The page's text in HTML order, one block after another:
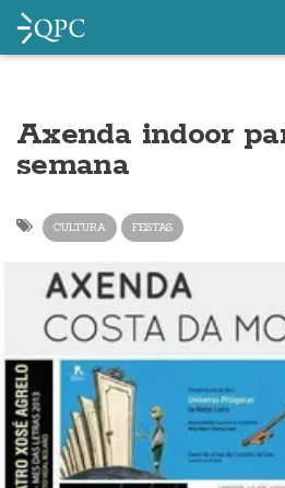
Axenda indoor
semana
CULTURA FESTAS